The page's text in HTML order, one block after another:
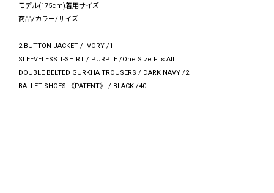
モデル(175cm)着用サイズ
商品/カラー/サイズ
2 BUTTON JACKET / IVORY /1
SLEEVELESS T-SHIRT / PURPLE /One Size Fits All
DOUBLE BELTED GURKHA TROUSERS / DARK NAVY /2
BALLET SHOES 《PATENT》 / BLACK /40